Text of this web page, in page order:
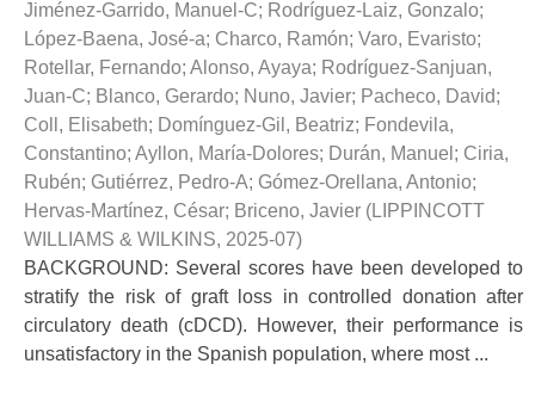
Jiménez-Garrido, Manuel-C; Rodríguez-Laiz, Gonzalo;
López-Baena, José-a; Charco, Ramón; Varo, Evaristo;
Rotellar, Fernando; Alonso, Ayaya; Rodríguez-Sanjuan,
Juan-C; Blanco, Gerardo; Nuno, Javier; Pacheco, David;
Coll, Elisabeth; Domínguez-Gil, Beatriz; Fondevila,
Constantino; Ayllon, María-Dolores; Durán, Manuel ; Ciria,
Rubén; Gutiérrez, Pedro-A; Gómez-Orellana, Antonio;
Hervas-Martínez, César; Briceno, Javier (LIPPINCOTT
WILLIAMS & WILKINS, 2025-07)
BACKGROUND: Several scores have been developed to
stratify the risk of graft loss in controlled donation after
circulatory death (cDCD). However, their performance is
unsatisfactory in the Spanish population, where most ...